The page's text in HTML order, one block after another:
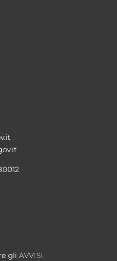
gli AVVISI.